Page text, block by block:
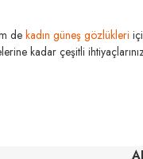
54
dekadın güneş gözlükleri
kadar çeşitli